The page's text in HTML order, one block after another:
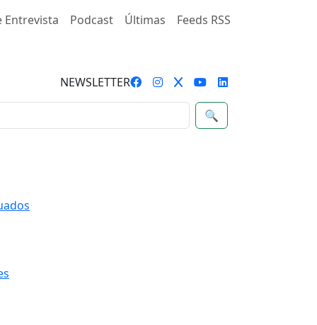
Entrevista Podcast Últimas Feeds RSS
NEWSLETTER
🔍